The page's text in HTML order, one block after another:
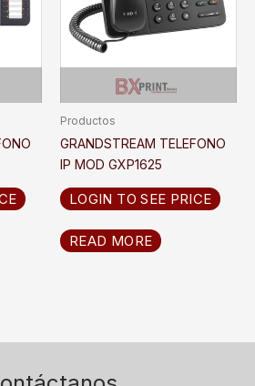
Productos
GRANDSTREAM TELEFONO
IP MOD GXP1625
LOGIN TO SEE PRICE
READ MORE